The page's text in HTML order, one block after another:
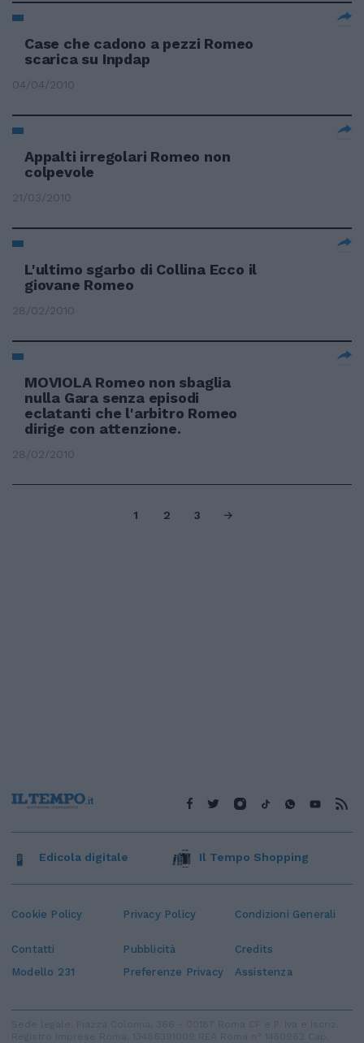
Case che cadono a pezzi Romeo
scarica su Inpdap
04/04/2010
Appalti irregolari Romeo non
colpevole
21/03/2010
L'ultimo sgarbo di Collina Ecco il
giovane Romeo
28/02/2010
MOVIOLA Romeo non sbaglia
nulla Gara senza episodi
eclatanti che l'arbitro Romeo
dirige con attenzione.
28/02/2010
1 2 3
Cookie Policy Privacy Policy Condizioni Generali
Contatti Pubblicità
Credits
Modello 231
Preferenze Privacy Assistenza
Edicola digitale Il Tempo Shopping